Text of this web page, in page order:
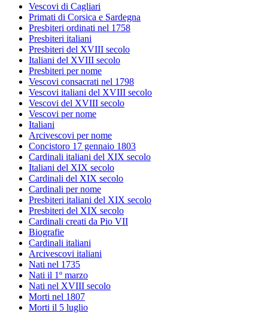
Vescovi di Cagliari
Primati di Corsica e Sardegna
Presbiteri ordinati nel 1758
Presbiteri italiani
Presbiteri del XVIII secolo
Italiani del XVIII secolo
Presbiteri per nome
Vescovi consacrati nel 1798
Vescovi italiani del XVIII secolo
Vescovi del XVIII secolo
Vescovi per nome
Italiani
Arcivescovi per nome
Concistoro 17 gennaio 1803
Cardinali italiani del XIX secolo
Italiani del XIX secolo
Cardinali del XIX secolo
Cardinali per nome
Presbiteri italiani del XIX secolo
Presbiteri del XIX secolo
Cardinali creati da Pio VII
Biografie
Cardinali italiani
Arcivescovi italiani
Nati nel 1735
Nati il 1º marzo
Nati nel XVIII secolo
Morti nel 1807
Morti il 5 luglio